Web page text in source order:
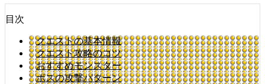
目次
クエストの基本情報
クエスト攻略のコツ
おすすめモンスター
ボスの攻撃パターン